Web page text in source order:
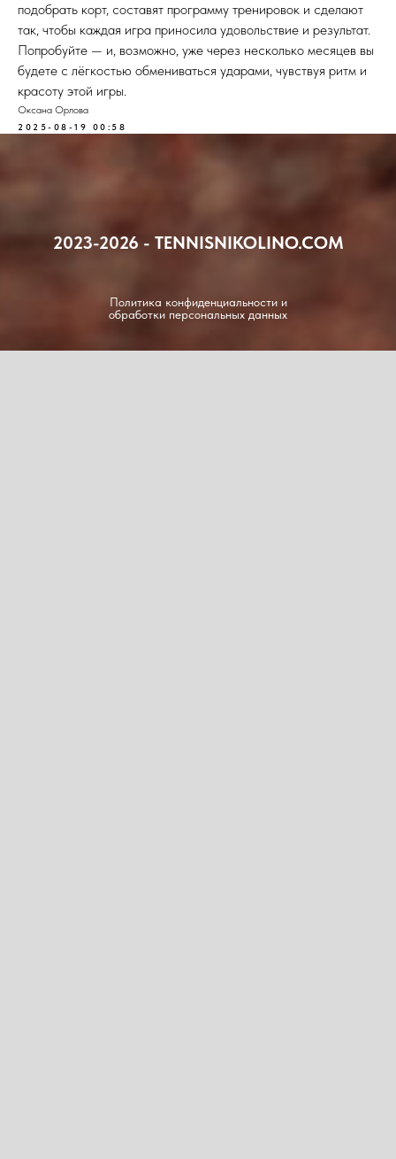
подобрать корт, составят программу тренировок и сделают
так, чтобы каждая игра приносила удовольствие и результат.
Попробуйте — и, возможно, уже через несколько месяцев вы
будете с лёгкостью обмениваться ударами, чувствуя ритм и
красоту этой игры.
Оксана Орлова
2025-08-19 00:58
2023-2026 - TENNISNIKOLINO.COM
Политика конфиденциальности и
обработки персональных данных